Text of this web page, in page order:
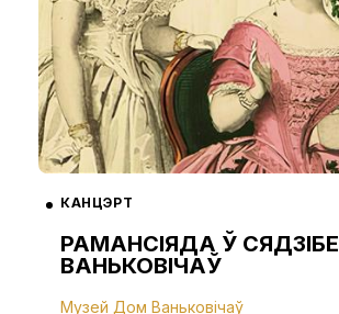
КАНЦЭРТ
РАМАНСІЯДА Ў СЯДЗІБЕ
ВАНЬКОВІЧАЎ
Музей Дом Ваньковічаў